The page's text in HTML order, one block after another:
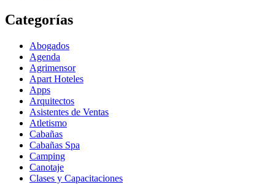
Categorías
Abogados
Agenda
Agrimensor
Apart Hoteles
Apps
Arquitectos
Asistentes de Ventas
Atletismo
Cabañas
Cabañas Spa
Camping
Canotaje
Clases y Capacitaciones